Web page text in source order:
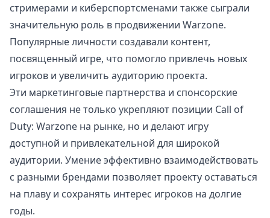
стримерами и киберспортсменами также сыграли
значительную роль в продвижении Warzone.
Популярные личности создавали контент,
посвященный игре, что помогло привлечь новых
игроков и увеличить аудиторию проекта.
Эти маркетинговые партнерства и спонсорские
соглашения не только укрепляют позиции Call of
Duty: Warzone на рынке, но и делают игру
доступной и привлекательной для широкой
аудитории. Умение эффективно взаимодействовать
с разными брендами позволяет проекту оставаться
на плаву и сохранять интерес игроков на долгие
годы.